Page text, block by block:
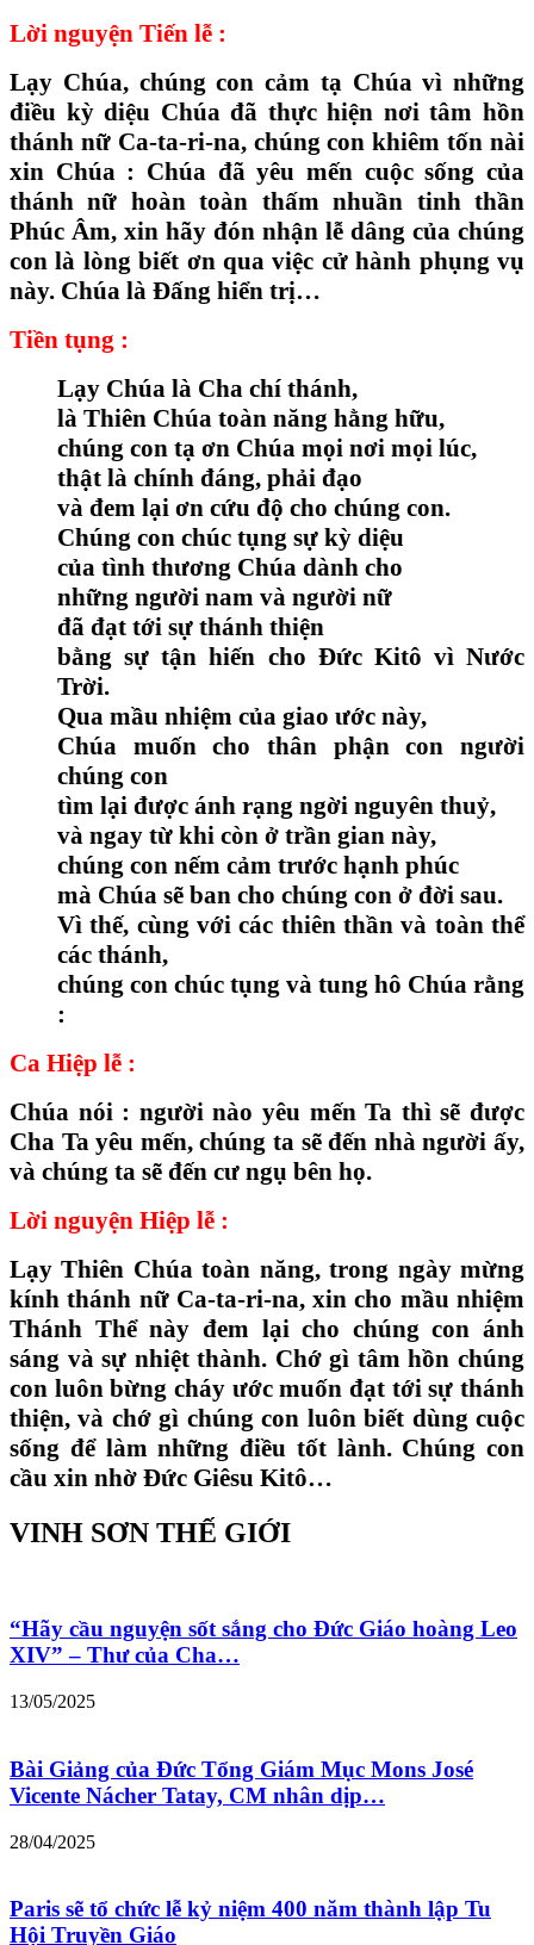
Lời nguyện Tiến lễ :
Lạy Chúa, chúng con cảm tạ Chúa vì những
điều kỳ diệu Chúa đã thực hiện nơi tâm hồn
thánh nữ Ca-ta-ri-na, chúng con khiêm tốn nài
xin Chúa : Chúa đã yêu mến cuộc sống của
thánh nữ hoàn toàn thấm nhuần tinh thần
Phúc Âm, xin hãy đón nhận lễ dâng của chúng
con là lòng biết ơn qua việc cử hành phụng vụ
này. Chúa là Đấng hiển trị…
Tiền tụng :
Lạy Chúa là Cha chí thánh,
là Thiên Chúa toàn năng hằng hữu,
chúng con tạ ơn Chúa mọi nơi mọi lúc,
thật là chính đáng, phải đạo
và đem lại ơn cứu độ cho chúng con.
Chúng con chúc tụng sự kỳ diệu
của tình thương Chúa dành cho
những người nam và người nữ
đã đạt tới sự thánh thiện
bằng sự tận hiến cho Đức Kitô vì Nước
Trời.
Qua mầu nhiệm của giao ước này,
Chúa muốn cho thân phận con người
chúng con
tìm lại được ánh rạng ngời nguyên thuỷ,
và ngay từ khi còn ở trần gian này,
chúng con nếm cảm trước hạnh phúc
mà Chúa sẽ ban cho chúng con ở đời sau.
Vì thế, cùng với các thiên thần và toàn thể
các thánh,
chúng con chúc tụng và tung hô Chúa rằng
:
Ca Hiệp lễ :
Chúa nói : người nào yêu mến Ta thì sẽ được
Cha Ta yêu mến, chúng ta sẽ đến nhà người ấy,
và chúng ta sẽ đến cư ngụ bên họ.
Lời nguyện Hiệp lễ :
Lạy Thiên Chúa toàn năng, trong ngày mừng
kính thánh nữ Ca-ta-ri-na, xin cho mầu nhiệm
Thánh Thể này đem lại cho chúng con ánh
sáng và sự nhiệt thành. Chớ gì tâm hồn chúng
con luôn bừng cháy ước muốn đạt tới sự thánh
thiện, và chớ gì chúng con luôn biết dùng cuộc
sống để làm những điều tốt lành. Chúng con
cầu xin nhờ Đức Giêsu Kitô…
VINH SƠN THẾ GIỚI
“Hãy cầu nguyện sốt sắng cho Đức Giáo hoàng Leo
XIV” – Thư của Cha…
13/05/2025
Bài Giảng của Đức Tổng Giám Mục Mons José
Vicente Nácher Tatay, CM nhân dịp…
28/04/2025
Paris sẽ tổ chức lễ kỷ niệm 400 năm thành lập Tu
Hội Truyền Giáo